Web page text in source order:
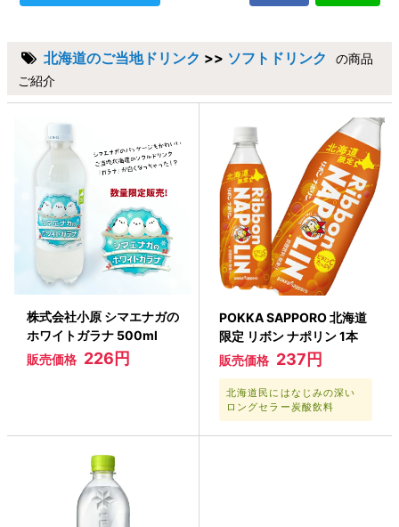
北海道のご当地ドリンク >> ソフトドリンク
の商品
ご紹介
株式会社小原 シマエナガの
ホワイトガラナ 500ml
販売価格 226円
POKKA SAPPORO 北海道
限定 リボン ナポリン 1本
販売価格 237円
北海道民にはなじみの深い
ロングセラー炭酸飲料